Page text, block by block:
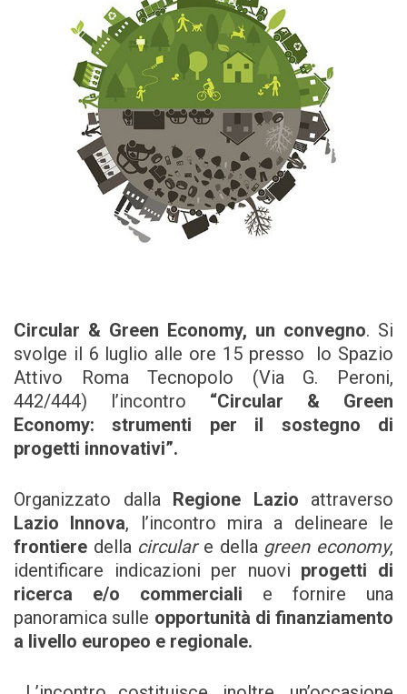
Circular & Green Economy, un convegno. Si
svolge il 6 luglio alle ore 15 presso lo Spazio
Attivo Roma Tecnopolo (Via G. Peroni,
442/444) l’incontro “Circular & Green
Economy: strumenti per il sostegno di
progetti innovativi”.
Organizzato dalla Regione Lazio attraverso
Lazio Innova, l’incontro mira a delineare le
frontiere della circulare della green economy,
identificare indicazioni per nuovi progetti di
ricerca e/o commerciali e fornire una
panoramica sulle opportunità di finanziamento
a livello europeo e regionale.